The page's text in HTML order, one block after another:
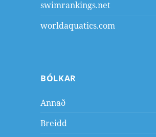
swimrankings.net
worldaquatics.com
BÓLKAR
Annað
Breidd